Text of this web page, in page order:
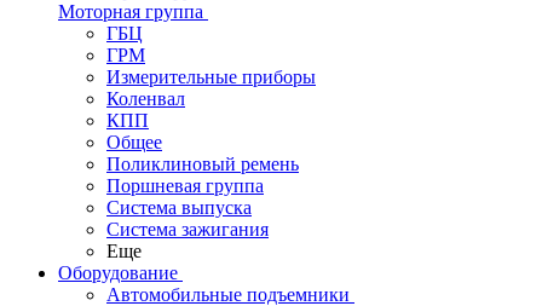
Моторная группа
ГБЦ
ГРМ
Измерительные приборы
Коленвал
КПП
Общее
Поликлиновый ремень
Поршневая группа
Система выпуска
Система зажигания
Еще
Оборудование
Автомобильные подъемники